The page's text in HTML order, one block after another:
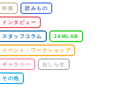
特集 読みもの
インタビュー
スタッフコラム JAMLAB
イベント・ワークショップ
ギャラリー おしらせ
その他